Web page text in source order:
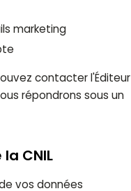
marketing
contacter l'Éditeur
répondrons sous un
CNIL
vos données